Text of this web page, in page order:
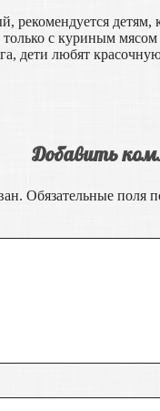
рекомендуется
с куриным
дети любят
Добавить
Обязательные поля